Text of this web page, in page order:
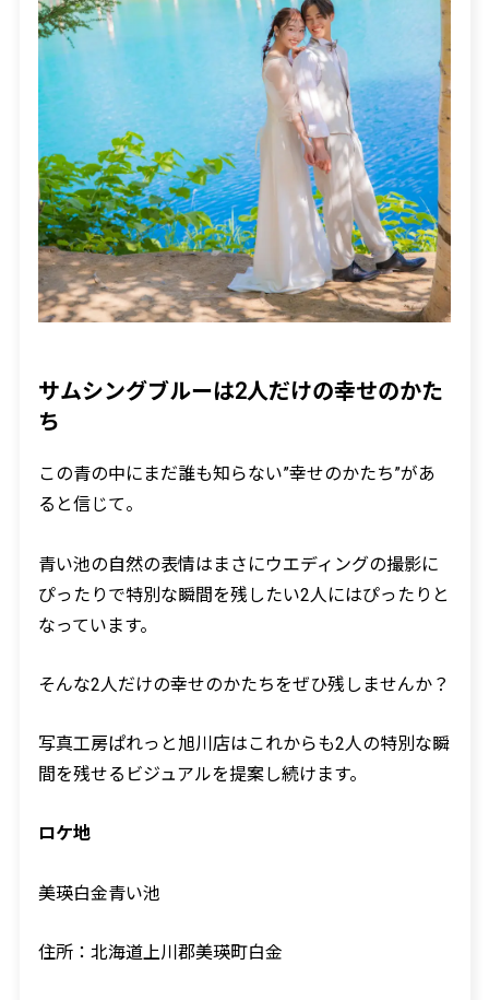
サムシングブルーは2人だけの幸せのかた
ち
この青の中にまだ誰も知らない”幸せのかたち”があ
ると信じて。
青い池の自然の表情はまさにウエディングの撮影に
ぴったりで特別な瞬間を残したい2人にはぴったりと
なっています。
そんな2人だけの幸せのかたちをぜひ残しませんか？
写真工房ぱれっと旭川店はこれからも2人の特別な瞬
間を残せるビジュアルを提案し続けます。
ロケ地
美瑛白金青い池
住所：北海道上川郡美瑛町白金